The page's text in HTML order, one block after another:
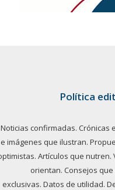
Política
Noticias confirmadas. Crónicas
e imágenes que ilustran.
Artículos que
orientan. Consejos
exclusivas. Datos de utilidad.